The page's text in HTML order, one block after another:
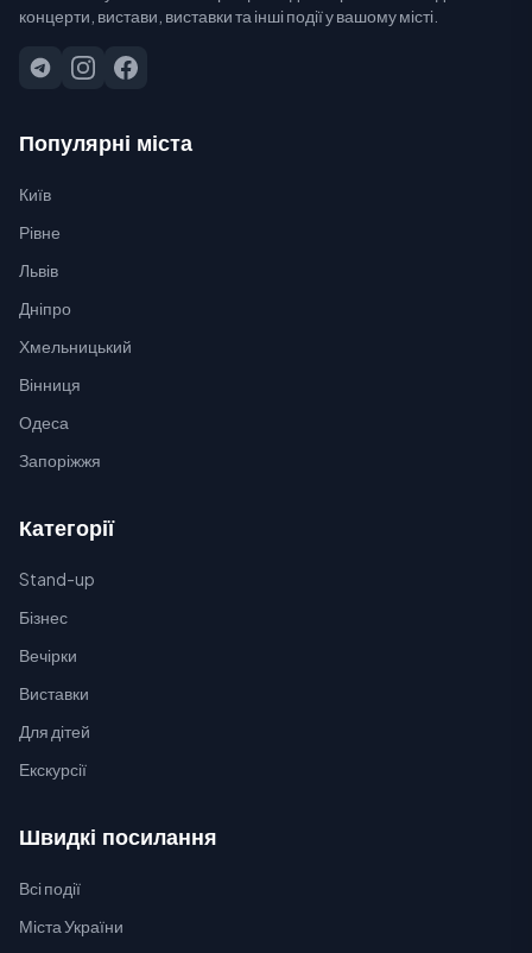
концерти, вистави, виставки та інші події у вашому місті.
Популярні міста
Київ
Рівне
Львів
Дніпро
Хмельницький
Вінниця
Одеса
Запоріжжя
Категорії
Stand-up
Бізнес
Вечірки
Виставки
Для дітей
Екскурсії
Швидкі посилання
Всі події
Міста України